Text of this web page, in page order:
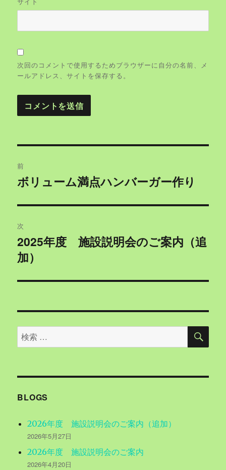
次回のコメントで使用するためブラウザーに自分の名前、メ
ールアドレス、サイトを保存する。
稿
ビ
ゲ
ー
シ
ン
前
過
の
投
稿:
ボリューム満点ハンバーガー作り
次
次
の
稿:
2025年度 施設説明会のご案内（追
加）
検
索
象:
検
BLOGS
2026年度 施設説明会のご案内（追加）
2026年5月27日
2026年度 施設説明会のご案内
2026年4月20日